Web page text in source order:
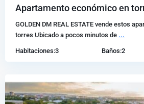
Apartamento económico en
GOLDEN DM REAL ESTATE vende estos
torres Ubicado a pocos minutos de ...
Habitaciones:3 Baños:2
Los
los